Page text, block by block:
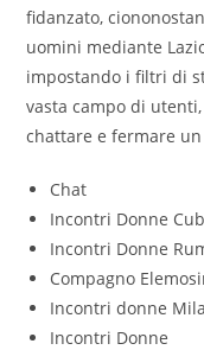
fidanzato,
uomini mediante
impostando i filtri di
vasta campo di
chattare e fermare
Chat
Incontri Donne
Incontri Donne
Compagno
Incontri donne
Incontri Donne